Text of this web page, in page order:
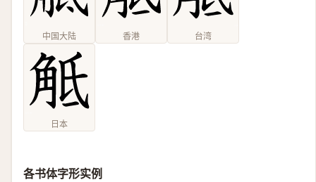
中国大陆 香港 台湾
日本
各书体字形实例